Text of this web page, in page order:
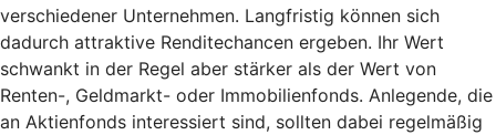
verschiedener Unternehmen. Langfristig können sich
dadurch attraktive Renditechancen ergeben. Ihr Wert
schwankt in der Regel aber stärker als der Wert von
Renten-, Geldmarkt- oder Immobilienfonds. Anlegende, die
an Aktienfonds interessiert sind, sollten dabei regelmäßig